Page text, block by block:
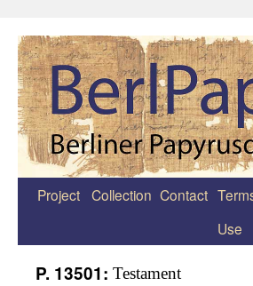
Zum
Project Collection Contact
Use
P. 13501: Testament